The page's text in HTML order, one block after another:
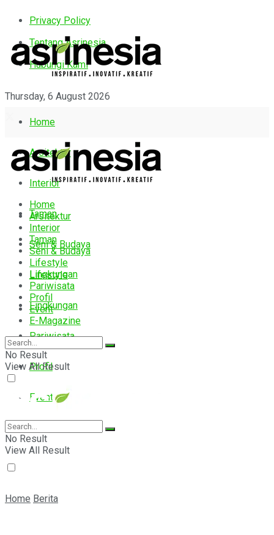
Privacy Policy
Tentang Asrinesia
Hubungi Kami
Thursday, 6 August 2026
Home
Arsitektur
Interior
Taman
Seni & Budaya
Lifestyle
Lingkungan
Pariwisata
Profil
Event
E-Magazine
Home
Arsitektur
Interior
Taman
Seni & Budaya
Lifestyle
Lingkungan
Pariwisata
Profil
Event
E-Magazine
No Result
View All Result
No Result
View All Result
Home Berita